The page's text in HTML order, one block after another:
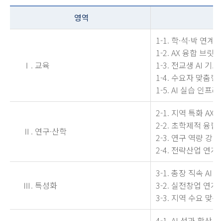
영역
Ⅰ. 교육
1-1. 학·석·박 연계
1-2. AX 융합 브릿
1-3. 전교생 AI 기
1-4. 수요자 맞춤형
1-5. AI 실습 인프
Ⅱ. 연구·산학
2-1. 지역 특화 AX
2-2. 초학제적 융합
2-3. 연구 역량 강
2-4. 전략산업 연계
Ⅲ. 특성화
3-1. 총장 직속 AI
3-2. 실전창업 연계
3-3. 지역 수요 맞춤